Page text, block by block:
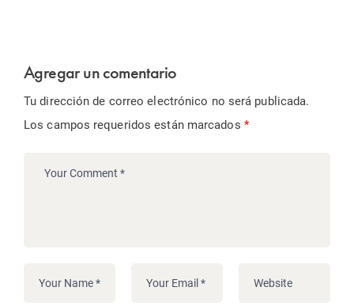
Agregar un comentario
Tu dirección de correo electrónico no será publicada.
Los campos requeridos están marcados *